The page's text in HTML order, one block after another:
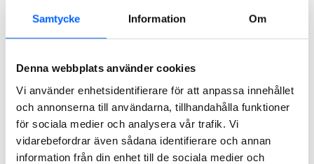
Samtycke Information Om
Denna webbplats använder cookies
Vi använder enhetsidentifierare för att anpassa innehållet
och annonserna till användarna, tillhandahålla funktioner
för sociala medier och analysera vår trafik. Vi
vidarebefordrar även sådana identifierare och annan
information från din enhet till de sociala medier och
Hämta produkter och
lämna material
Kundportal och CE-
dokumentation